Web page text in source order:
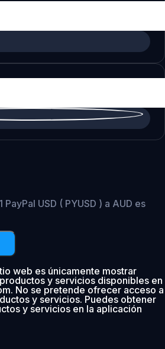
USD ( PYUSD ) a AUD es
web es únicamente mostrar
y servicios disponibles en
No se pretende ofrecer acceso a
y servicios. Puedes obtener
y servicios en la aplicación